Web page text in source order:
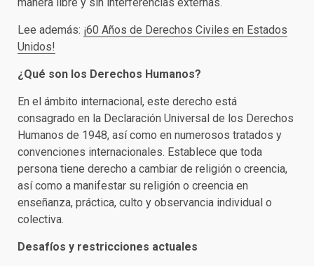
Lee además: ¡60 Años de Derechos Civiles en Estados
Unidos!
¿Qué son los Derechos Humanos?
En el ámbito internacional, este derecho está
consagrado en la Declaración Universal de los Derechos
Humanos de 1948, así como en numerosos tratados y
convenciones internacionales. Establece que toda
persona tiene derecho a cambiar de religión o creencia,
así como a manifestar su religión o creencia en
enseñanza, práctica, culto y observancia individual o
colectiva.
Desafíos y restricciones actuales